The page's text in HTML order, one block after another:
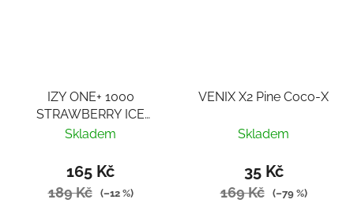
IZY ONE+ 1000
STRAWBERRY ICE
0MG
Skladem
165 Kč
189 Kč (–12 %)
VENIX X2 Pine Coco-X
Skladem
35 Kč
169 Kč (–79 %)